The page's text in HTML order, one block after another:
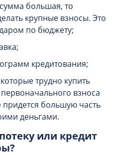
большая, то
крупные взносы. Это
по бюджету;
кредитования;
трудно купить
взноса
большую часть
деньгами.
или кредит